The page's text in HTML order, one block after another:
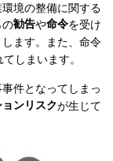
境の整備に関する
の勧告や命令を受け
ます。また、命令
しまいます。
件となってしまっ
ンリスクが生じて